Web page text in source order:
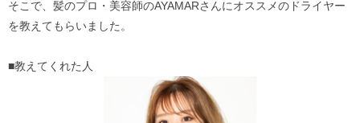
そこで、髪のプロ・美容師のAYAMARさんにオススメのドライヤー
を教えてもらいました。
■教えてくれた人